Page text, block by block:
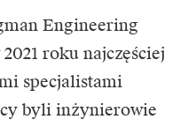
Engineering
roku najczęściej
specjalistami
byli inżynierowie